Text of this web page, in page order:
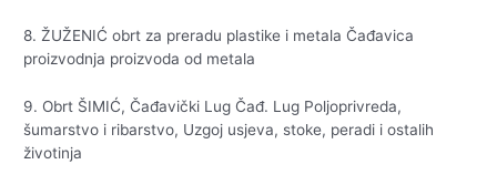
8. ŽUŽENIĆ obrt za preradu plastike i metala Čađavica
proizvodnja proizvoda od metala
9. Obrt ŠIMIĆ, Čađavički Lug Čađ. Lug Poljoprivreda,
šumarstvo i ribarstvo, Uzgoj usjeva, stoke, peradi i ostalih
životinja